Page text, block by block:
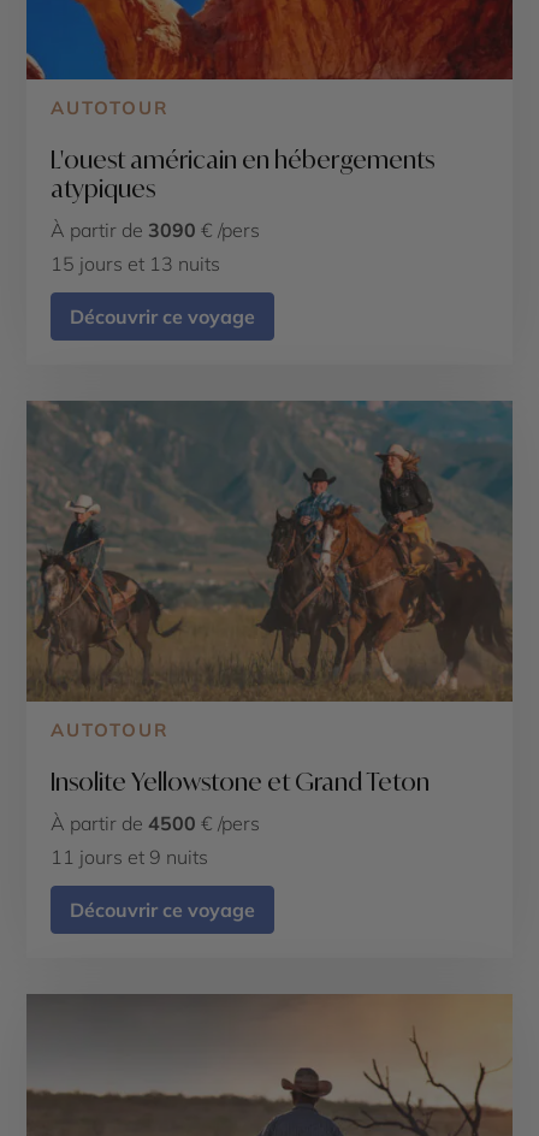
AUTOTOUR
L'ouest américain en hébergements
atypiques
À partir de 3090 € /pers
15 jours et 13 nuits
Découvrir ce voyage
AUTOTOUR
Insolite Yellowstone et Grand Teton
À partir de 4500 € /pers
11 jours et 9 nuits
Découvrir ce voyage